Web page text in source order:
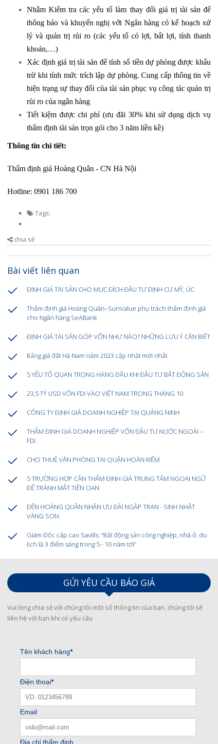
Nhằm Kiểm tra các yếu tố làm thay đổi giá trị tài sản để
thông báo và khuyến nghị với Ngân hàng có kế hoạch xử
lý và quản trị rủi ro (các yếu tố có lợi, bất lợi, tính thanh
khoản,…)
Xác định giá trị tài sản để tính số tiền dự phòng được khấu
trừ khi tính mức trích lập dự phòng. Cung cấp thông tin về
hiện trạng sự thay đổi của tài sản phục vụ công tác quản trị
rủi ro của ngân hàng
Tiết kiệm được chi phí (ưu đãi 30% khi sử dụng dịch vụ
thẩm định tài sản trọn gói cho 3 năm liền kề)
Thông tin chi tiết:
Thẩm định giá Hoàng Quân - CN Hà Nội
Hotline: 0901 186 700
Tags:
chia sẻ
Bài viết liên quan
ĐỊNH GIÁ TÀI SẢN CHO MỤC ĐÍCH ĐẦU TƯ ĐỊNH CƯ MỸ, ÚC
Thẩm định giá Hoàng Quân–SunValue phụ trách thẩm định giá
cho Ngân hàng SeABank
ĐỊNH GIÁ TÀI SẢN GÓP VỐN NHƯ NÀO? NHỮNG LƯU Ý CẦN BIẾT
Bảng giá đất Hà Nam năm 2023 cập nhật mới nhất
5 YẾU TỐ QUAN TRỌNG HÀNG ĐẦU KHI ĐẦU TƯ BẤT ĐỘNG SẢN
23,5 TỶ USD VỐN FDI VÀO VIỆT NAM TRONG THÁNG 10
CÔNG TY ĐỊNH GIÁ DOANH NGHIỆP TẠI QUẢNG NINH
THẨM ĐỊNH GIÁ DOANH NGHIỆP VỐN ĐẦU TƯ NƯỚC NGOÀI –
FDI
CHO THUÊ VĂN PHÒNG TẠI QUẬN HOÀN KIẾM
5 TRƯỜNG HỢP CẦN THẨM ĐỊNH GIÁ TRUNG TÂM NGOẠI NGỮ
ĐỂ TRÁNH MẤT TIỀN OAN
ĐẾN HOÀNG QUÂN NHẬN ƯU ĐÃI NGẬP TRÀN - SINH NHẬT
VÀNG SON
Giám Đốc cấp cao Savills: “Bất động sản công nghiệp, nhà ở, du
lịch là 3 điểm sáng trong 5 - 10 năm tới”
GỬI YÊU CẦU BÁO GIÁ
Vui lòng chia sẻ với chúng tôi một số thông tin của bạn, chúng tôi sẽ
liên hệ với bạn khi có yêu cầu